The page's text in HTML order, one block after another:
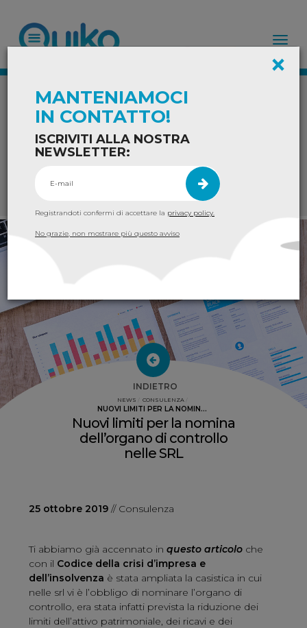
×
MANTENIAMOCI
IN CONTATTO!
ISCRIVITI ALLA NOSTRA
NEWSLETTER:
Registrandoti confermi di accettare la privacy policy.
No grazie, non mostrare più questo avviso
News
Filtri
Normative
Speciale COVID-19
INDIETRO
NEWS CONSULENZA
NUOVI LIMITI PER LA NOMIN...
Nuovi limiti per la nomina
dell’organo di controllo
nelle SRL
25 ottobre 2019 // Consulenza
Ti abbiamo già accennato in questo articoloche
con il Codice della crisi d’impresa e
dell’insolvenza è stata ampliata la casistica in cui
nelle srl vi è l’obbligo di nominare l’organo di
controllo, era stata infatti prevista la riduzione dei
limiti dell’attivo patrimoniale, dei ricavi e dei